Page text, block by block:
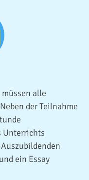
alle
der Teilnahme
Unterrichts
ein Essay